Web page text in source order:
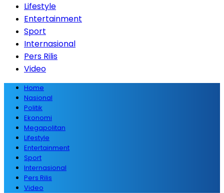
Lifestyle
Entertainment
Sport
Internasional
Pers Rilis
Video
Home
Nasional
Politik
Ekonomi
Megapolitan
Lifestyle
Entertainment
Sport
Internasional
Pers Rilis
Video